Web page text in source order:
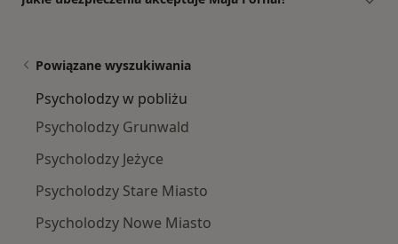
Powiązane wyszukiwania
Psycholodzy w pobliżu
Psycholodzy Grunwald
Psycholodzy Jeżyce
Psycholodzy Stare Miasto
Psycholodzy Nowe Miasto